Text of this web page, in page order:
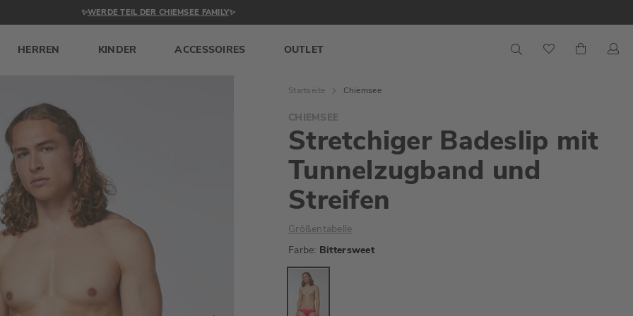
✨WERDE TEIL DER CHIEMSEE FAMILY✨
HERREN KINDER ACCESSOIRES OUTLET
Mein
CHIEMSEE
Stretchiger Badeslip mit
Tunnelzugband und
Streifen
Größentabelle
Farbe Bittersweet
Startseite Chiemsee